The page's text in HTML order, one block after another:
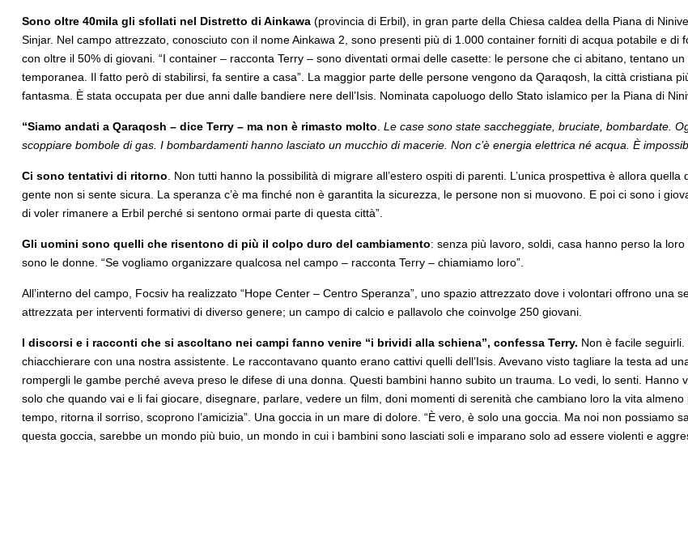
Sono oltre 40mila gli sfollati nel Distretto di Ainkawa(provincia di Erbil), in gran parte della Chiesa caldea della Piana di
Sinjar. Nel campo attrezzato, conosciuto con il nome Ainkawa 2, sono presenti più di 1.000 container forniti di acqua potabile e
con oltre il 50% di giovani. “I container – racconta Terry – sono diventati ormai delle casette: le persone che ci abitano, tentano
temporanea. Il fatto però di stabilirsi, fa sentire a casa”. La maggior parte delle persone vengono da Qaraqosh, la città cristiana
fantasma. È stata occupata per due anni dalle bandiere nere dell’Isis. Nominata capoluogo dello Stato islamico per la Piana di
“Siamo andati a Qaraqosh – dice Terry – ma non è rimasto molto Le case sono state saccheggiate, bruciate, bombardate.
scoppiare bombole di gas. I bombardamenti hanno lasciato un mucchio di macerie. Non c’è energia elettrica né acqua. È
Ci sono tentativi di ritorno . Non tutti hanno la possibilità di migrare all’estero ospiti di parenti. L’unica prospettiva è allora
gente non si sente sicura. La speranza c’è ma finché non è garantita la sicurezza, le persone non si muovono. E poi ci sono i
di voler rimanere a Erbil perché si sentono ormai parte di questa città”.
Gli uomini sono quelli che risentono di più il colpo duro del cambiamento: senza più lavoro, soldi, casa hanno perso la
sono le donne. “Se vogliamo organizzare qualcosa nel campo – racconta Terry – chiamiamo loro”.
All’interno del campo, Focsiv ha realizzato “Hope Center – Centro Speranza”, uno spazio attrezzato dove i volontari offrono
attrezzata per interventi formativi di diverso genere; un campo di calcio e pallavolo che coinvolge 250 giovani.
I discorsi e i racconti che si ascoltano nei campi fanno venire “i brividi alla schiena”, confessa Terry. Non è facile
chiacchierare con una nostra assistente. Le raccontavano quanto erano cattivi quelli dell’Isis. Avevano visto tagliare la testa ad
rompergli le gambe perché aveva preso le difese di una donna. Questi bambini hanno subito un trauma. Lo vedi, lo senti.
solo che quando vai e li fai giocare, disegnare, parlare, vedere un film, doni momenti di serenità che cambiano loro la vita
tempo, ritorna il sorriso, scoprono l’amicizia”. Una goccia in un mare di dolore. “È vero, è solo una goccia. Ma noi non
questa goccia, sarebbe un mondo più buio, un mondo in cui i bambini sono lasciati soli e imparano solo ad essere violenti e